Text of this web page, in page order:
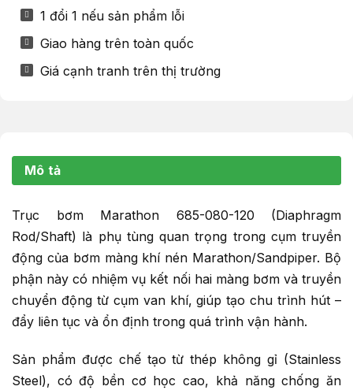
1 đổi 1 nếu sản phẩm lỗi
Giao hàng trên toàn quốc
Giá cạnh tranh trên thị trường
Mô tả
Trục bơm Marathon 685-080-120 (Diaphragm
Rod/Shaft) là phụ tùng quan trọng trong cụm truyền
động của bơm màng khí nén Marathon/Sandpiper. Bộ
phận này có nhiệm vụ kết nối hai màng bơm và truyền
chuyển động từ cụm van khí, giúp tạo chu trình hút –
đẩy liên tục và ổn định trong quá trình vận hành.
Sản phẩm được chế tạo từ thép không gỉ (Stainless
Steel), có độ bền cơ học cao, khả năng chống ăn